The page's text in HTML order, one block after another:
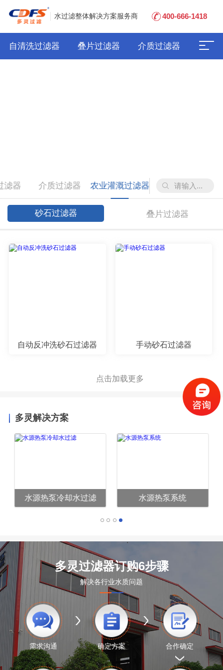
水过滤整体解决方案服务商 400-666-1418
自清洗过滤器 叠片过滤器 介质过滤器
滤器 介质过滤器 农业灌溉过滤器
砂石过滤器 叠片过滤器
自动反冲洗砂石过滤器 手动砂石过滤器
点击加载更多
多灵解决方案
水源热泵冷却水过滤 水源热泵系统
多灵过滤器订购6步骤
解决各行业水质问题
需求沟通 确定方案 合作确定